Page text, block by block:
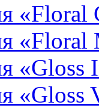
«Floral
«Floral
«Gloss
«Gloss